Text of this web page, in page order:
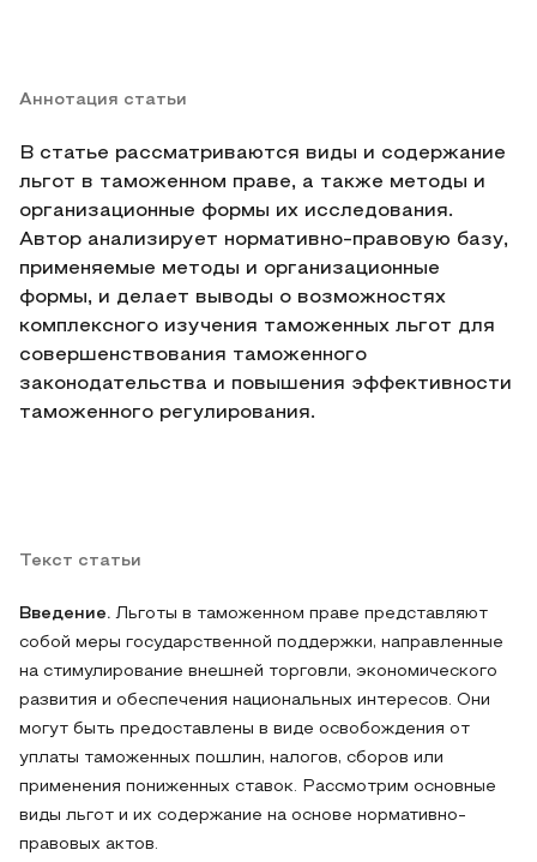
Аннотация статьи
В статье рассматриваются виды и содержание
льгот в таможенном праве, а также методы и
организационные формы их исследования.
Автор анализирует нормативно-правовую базу,
применяемые методы и организационные
формы, и делает выводы о возможностях
комплексного изучения таможенных льгот для
совершенствования таможенного
законодательства и повышения эффективности
таможенного регулирования.
Текст статьи
Введение. Льготы в таможенном праве представляют
собой меры государственной поддержки, направленные
на стимулирование внешней торговли, экономического
развития и обеспечения национальных интересов. Они
могут быть предоставлены в виде освобождения от
уплаты таможенных пошлин, налогов, сборов или
применения пониженных ставок. Рассмотрим основные
виды льгот и их содержание на основе нормативно-
правовых актов.